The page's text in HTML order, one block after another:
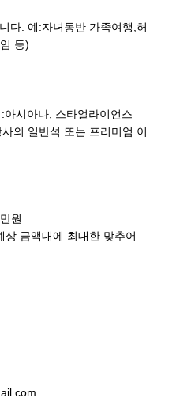
다. 예:자녀동반 가족여행,허
등)
시아나, 스타얼라이언스
의 일반석 또는 프리미엄 이
원
금액대에 최대한 맞추어